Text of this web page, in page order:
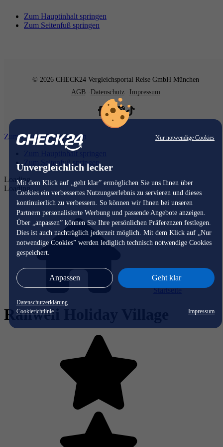
Nur notwendige Cookies
Unvergleichlich lecker
Mit dem Klick auf „geht klar” ermöglichen Sie uns Ihnen über
Cookies ein verbessertes Nutzungserlebnis zu servieren und dieses
kontinuierlich zu verbessern. So können wir Ihnen bei unseren
Partnern personalisierte Werbung und passende Angebote anzeigen.
Über „anpassen” können Sie Ihre persönlichen Präferenzen festlegen.
Dies ist auch nachträglich jederzeit möglich. Mit dem Klick auf „Nur
notwendige Cookies” werden lediglich technisch notwendige Cookies
gespeichert.
Anpassen Geht klar
Datenschutzerklärung
Cookierichtlinie
Impressum
Zum Hauptinhalt springen
Zum Seitenfuß springen
© 2026 CHECK24 Vergleichsportal Reise GmbH München
AGB
Datenschutz Impressum
Zum Hauptinhalt springen
Zum Hauptinhalt springen
Zum Seitenfuß springen
Loading...
Loading...
Startseite
Ranweli Holiday Village